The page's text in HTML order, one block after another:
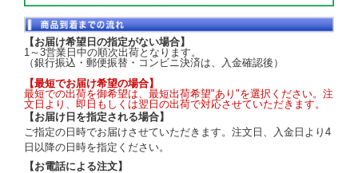
【お届け希望日の指定がない場合】
1～3営業日中の順次出荷となります。
（銀行振込・郵便振替・コンビニ決済は、入金確認後）
【最短でお届け希望の場合】
最短での出荷を御希望は、最短出荷希望"あり"を選択ください。注
文日より、即日もしくは翌日の出荷で対応させていただきます。
【お届け日を指定される場合】
ご指定の日時でお届けさせていただきます。注文日、入金日より4
日以降の日時を指定ください。
【お電話による注文】